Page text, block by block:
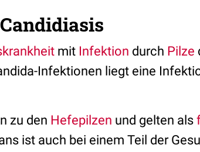
mit Infektion durch Pilze
Infektionen liegt eine
zu den Hefepilzen und gelten als
ist auch bei einem Teil der